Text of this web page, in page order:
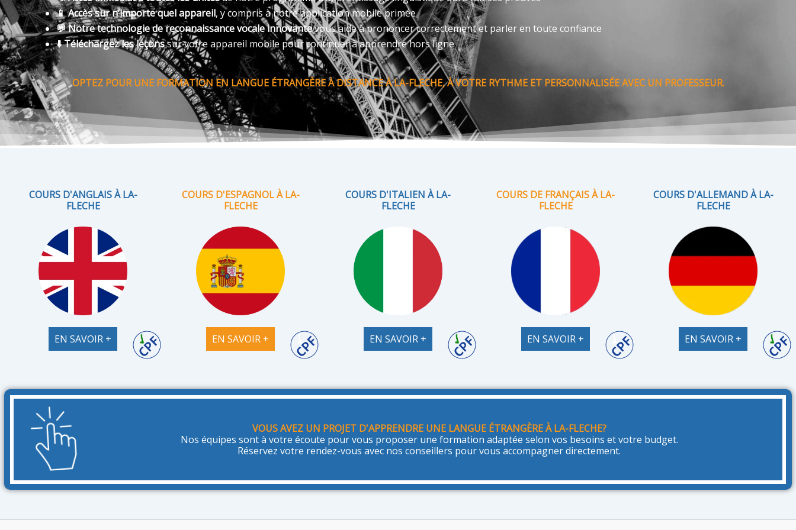
📱 Accès sur n’importe quel appareil, y compris à notre application mobile primée
💬 Notre technologie de reconnaissance vocale innovantevous aide à prononcer correctement et parler en toute confiance
⬇️ Téléchargez les leçonssur votre appareil mobile pour continuer à apprendre hors ligne
OPTEZ POUR UNE FORMATION EN LANGUE ÉTRANGÈRE À DISTANCE À LA-FLECHE, À VOTRE RYTHME ET PERSONNALISÉE AVEC UN PROFESSEUR.
COURS D'ANGLAIS À LA-
FLECHE
EN SAVOIR +
COURS D'ESPAGNOL À LA-
FLECHE
EN SAVOIR +
COURS D'ITALIEN À LA-
FLECHE
EN SAVOIR +
COURS DE FRANÇAIS À LA-
FLECHE
EN SAVOIR +
COURS D'ALLEMAND À LA-
FLECHE
EN SAVOIR +
VOUS AVEZ UN PROJET D'APPRENDRE UNE LANGUE ÉTRANGÈRE À LA-FLECHE?
Nos équipes sont à votre écoute pour vous proposer une formation adaptée selon vos besoins et votre budget.
Réservez votre rendez-vous avec nos conseillers pour vous accompagner directement.